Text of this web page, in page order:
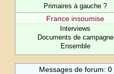
Primaires à gauche ?
France insoumise
Interviews
Documents de campagne
Ensemble
Messages de forum: 0